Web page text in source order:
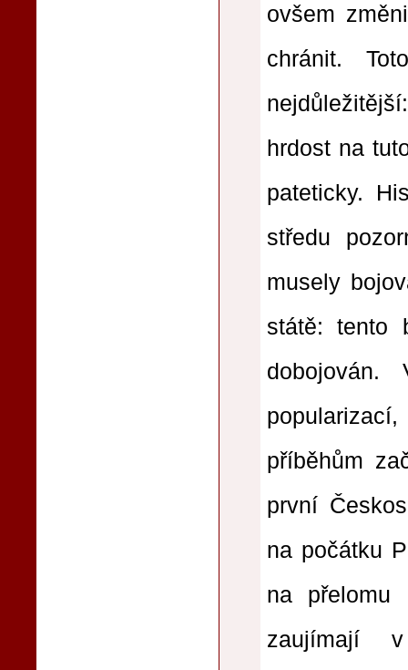
ovšem
chránit.
hrdost na
pateticky.
středu
musely
státě: tento
dobojován.
příběhům
první
na počátku
na
zaujímají